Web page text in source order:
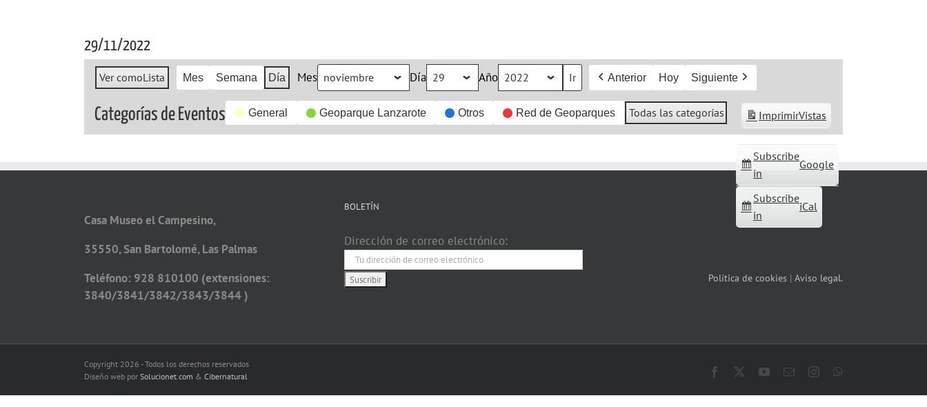
29/11/2022
Ver comoLista Mes Semana Día Mes Día Año Anterior Hoy Siguiente
Categorías de Eventos General Geoparque Lanzarote Otros Red de Geoparques Todas las categorías
Subscribe
in
Google
Subscribe
in
iCal
ImprimirVistas
Casa Museo el Campesino,
35550, San Bartolomé, Las Palmas
Teléfono: 928 810100 (extensiones:
3840/3841/3842/3843/3844 )
BOLETÍN
Dirección de correo electrónico:
Política de cookies | Aviso legal.
Copyright 2026 - Todos los derechos reservados
Diseño web por Solucionet.com & Cibernatural Facebook YouTube
CorreoInstagram